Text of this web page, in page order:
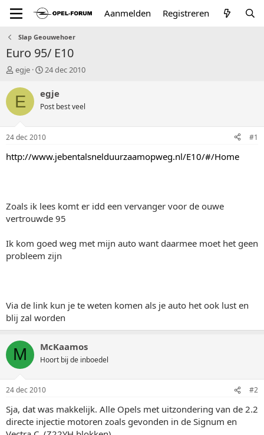
Aanmelden Registreren
Slap Geouwehoer
Euro 95/ E10
T
p
a
r
egje
S
a
r
t
a
t
u
24 dec 2010
E egje
Post best veel
24 dec 2010 #1
http://www.jebentalsnelduurzaamopweg.nl/E10/#/Home
Zoals ik lees komt er idd een vervanger voor de ouwe
vertrouwde 95
Ik kom goed weg met mijn auto want daarmee moet het geen
probleem zijn
Via de link kun je te weten komen als je auto het ook lust en
blij zal worden
M McKaamos
Hoort bij de inboedel
24 dec 2010 #2
Sja, dat was makkelijk. Alle Opels met uitzondering van de 2.2
directe injectie motoren zoals gevonden in de Signum en